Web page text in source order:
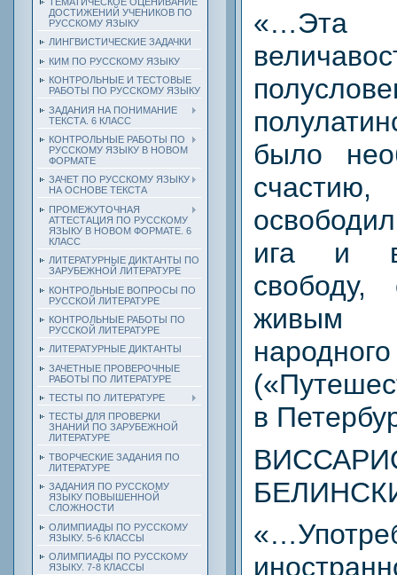
ДОСТИЖЕНИЙ УЧЕНИКОВ ПО
РУССКОМУ ЯЗЫКУ
ЛИНГВИСТИЧЕСКИЕ ЗАДАЧКИ
КИМ ПО РУССКОМУ ЯЗЫКУ
КОНТРОЛЬНЫЕ И ТЕСТОВЫЕ
РАБОТЫ ПО РУССКОМУ ЯЗЫКУ
ЗАДАНИЯ НА ПОНИМАНИЕ
ТЕКСТА. 6 КЛАСС
КОНТРОЛЬНЫЕ РАБОТЫ ПО
РУССКОМУ ЯЗЫКУ В НОВОМ
ФОРМАТЕ
ЗАЧЕТ ПО РУССКОМУ ЯЗЫКУ
НА ОСНОВЕ ТЕКСТА
ПРОМЕЖУТОЧНАЯ
АТТЕСТАЦИЯ ПО РУССКОМУ
ЯЗЫКУ В НОВОМ ФОРМАТЕ. 6
КЛАСС
ЛИТЕРАТУРНЫЕ ДИКТАНТЫ ПО
ЗАРУБЕЖНОЙ ЛИТЕРАТУРЕ
КОНТРОЛЬНЫЕ ВОПРОСЫ ПО
РУССКОЙ ЛИТЕРАТУРЕ
КОНТРОЛЬНЫЕ РАБОТЫ ПО
РУССКОЙ ЛИТЕРАТУРЕ
ЛИТЕРАТУРНЫЕ ДИКТАНТЫ
ЗАЧЕТНЫЕ ПРОВЕРОЧНЫЕ
РАБОТЫ ПО ЛИТЕРАТУРЕ
ТЕСТЫ ПО ЛИТЕРАТУРЕ
ТЕСТЫ ДЛЯ ПРОВЕРКИ
ЗНАНИЙ ПО ЗАРУБЕЖНОЙ
ЛИТЕРАТУРЕ
ТВОРЧЕСКИЕ ЗАДАНИЯ ПО
ЛИТЕРАТУРЕ
ЗАДАНИЯ ПО РУССКОМУ
ЯЗЫКУ ПОВЫШЕННОЙ
СЛОЖНОСТИ
ОЛИМПИАДЫ ПО РУССКОМУ
ЯЗЫКУ. 5-6 КЛАССЫ
ОЛИМПИАДЫ ПО РУССКОМУ
ЯЗЫКУ. 7-8 КЛАССЫ
«…Эта
было
ига и
живым
в